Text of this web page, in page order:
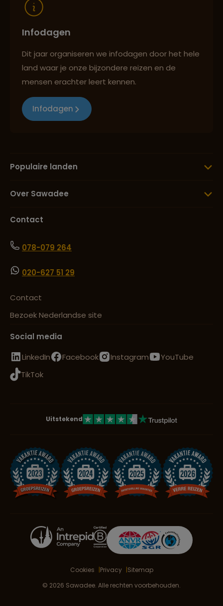
Infodagen
Dit jaar organiseren we infodagen door het hele
land waar je onze bijzondere reizen en de
mensen erachter leert kennen.
Infodagen
Populaire landen
Over Sawadee
Contact
078-079 264
020-627 51 29
Contact
Bezoek Nederlandse site
Social media
LinkedIn
Facebook Instagram
YouTube
TikTok
Uitstekend
Cookies Privacy
Sitemap
© 2026 Sawadee. Alle rechten voorbehouden.